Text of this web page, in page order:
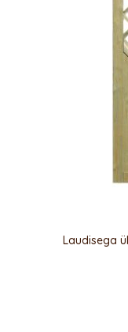
Laudisega